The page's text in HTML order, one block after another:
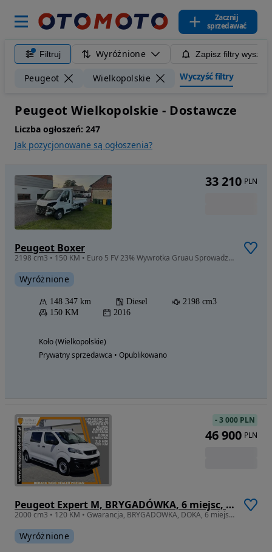
Zacznij
sprzedawać
Filtruj Wyróżnione Zapisz filtry
Peugeot Wielkopolskie Wyczyść filtry
Peugeot Wielkopolskie - Dostawcze
Liczba ogłoszeń: 247
Jak pozycjonowane są ogłoszenia?
Peugeot Boxer
2198 cm3 • 150 KM • Euro 5 FV 23% Wywrotka Gruau Sprowadzony Niski Udokumentowany Przebieg
Wyróżnione
148 347 km Diesel
2198 cm3
150 KM
2016
Koło (Wielkopolskie)
Prywatny sprzedawca • Opublikowano
33 210 PLN
Peugeot Expert M, BRYGADÓWKA, 6 miejsc, DOKA, kamera cofania, nawigacja, tempomat, klima
2000 cm3 • 120 KM • Gwarancja, BRYGADÓWKA, DOKA, 6 miejsc, kamera cofania, klima, tempomat
Wyróżnione
-3 000 PLN
46 900 PLN